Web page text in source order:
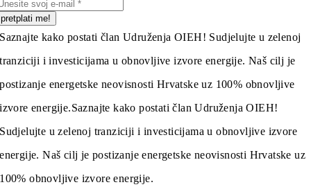
pretplati me!
Saznajte kako postati član Udruženja OIEH! Sudjelujte u zelenoj
tranziciji i investicijama u obnovljive izvore energije. Naš cilj je
postizanje energetske neovisnosti Hrvatske uz 100% obnovljive
izvore energije.Saznajte kako postati član Udruženja OIEH!
Sudjelujte u zelenoj tranziciji i investicijama u obnovljive izvore
energije. Naš cilj je postizanje energetske neovisnosti Hrvatske uz
100% obnovljive izvore energije.